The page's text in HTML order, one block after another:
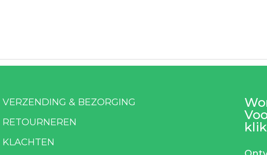
VERZENDING & BEZORGING
RETOURNEREN
KLACHTEN